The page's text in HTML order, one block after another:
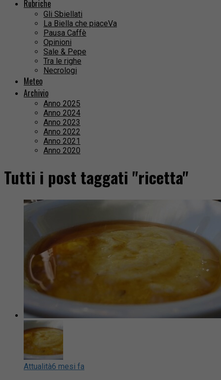
Rubriche
Gli Sbiellati
La Biella che piaceVa
Pausa Caffè
Opinioni
Sale & Pepe
Tra le righe
Necrologi
Meteo
Archivio
Anno 2025
Anno 2024
Anno 2023
Anno 2022
Anno 2021
Anno 2020
Tutti i post taggati "ricetta"
Attualità6 mesi fa